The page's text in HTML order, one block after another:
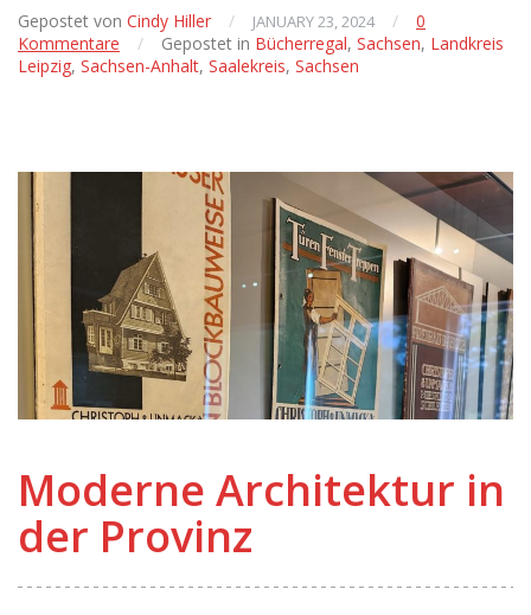
Gepostet von Cindy Hiller / JANUARY 23, 2024 /
0
Kommentare
/ Gepostet in Bücherregal, Sachsen, Landkreis
Leipzig, Sachsen-Anhalt, Saalekreis, Sachsen
Moderne Architektur in
der Provinz